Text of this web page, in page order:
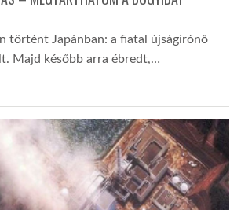
történt Japánban: a fiatal újságírónő
Majd később arra ébredt,…